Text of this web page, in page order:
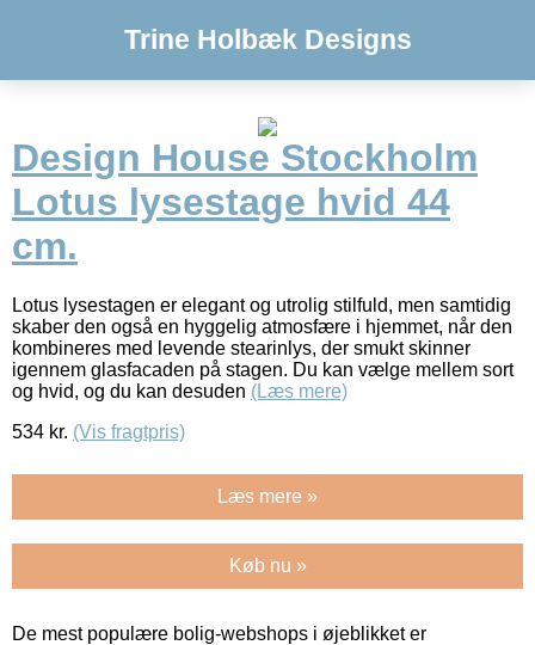
Trine Holbæk Designs
Design House Stockholm
Lotus lysestage hvid 44
cm.
Lotus lysestagen er elegant og utrolig stilfuld, men samtidig
skaber den også en hyggelig atmosfære i hjemmet, når den
kombineres med levende stearinlys, der smukt skinner
igennem glasfacaden på stagen. Du kan vælge mellem sort
og hvid, og du kan desuden (Læs mere)
534 kr. (Vis fragtpris)
Læs mere »
Køb nu »
De mest populære bolig-webshops i øjeblikket er